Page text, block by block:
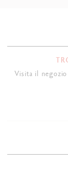
Visita il